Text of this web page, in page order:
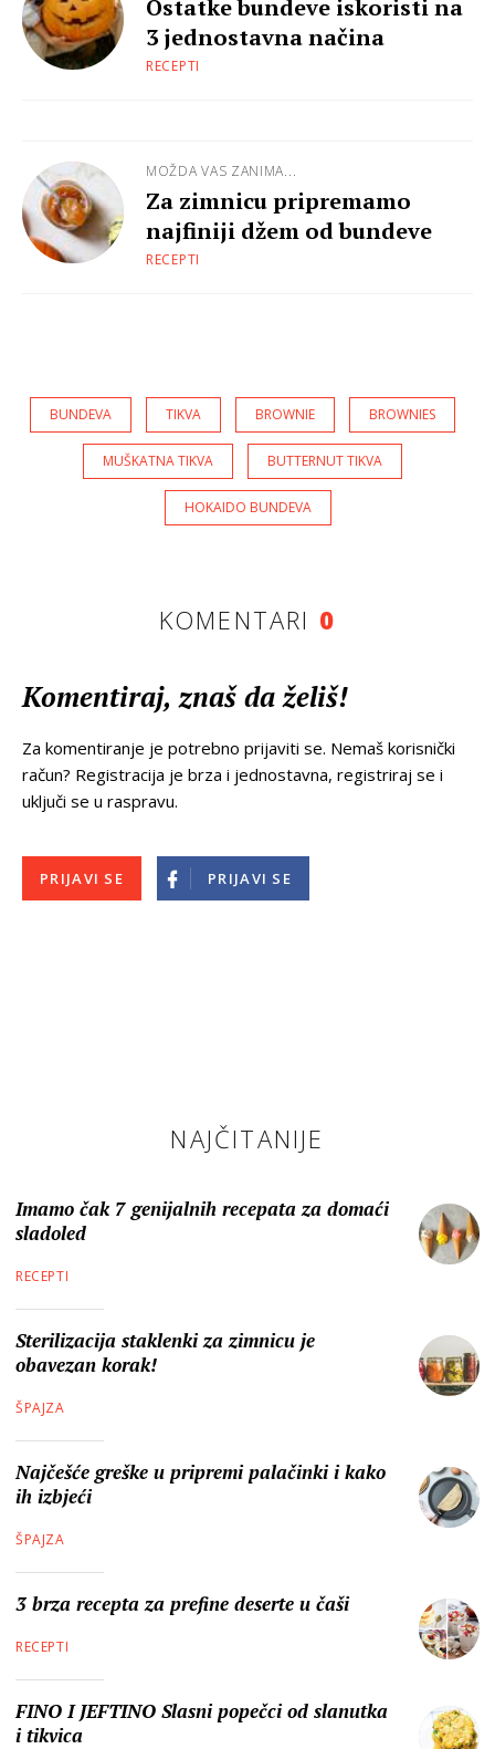
Ostatke bundeve iskoristi na
3 jednostavna načina
RECEPTI
MOŽDA VAS ZANIMA...
Za zimnicu pripremamo
najfiniji džem od bundeve
RECEPTI
BUNDEVA TIKVA BROWNIE BROWNIES
MUŠKATNA TIKVA BUTTERNUT TIKVA
HOKAIDO BUNDEVA
KOMENTARI 0
Komentiraj, znaš da želiš!
Za komentiranje je potrebno prijaviti se. Nemaš korisnički
račun? Registracija je brza i jednostavna, registriraj se i
uključi se u raspravu.
PRIJAVI SE PRIJAVI SE
NAJČITANIJE
Imamo čak 7 genijalnih recepata za domaći
sladoled
RECEPTI
Sterilizacija staklenki za zimnicu je
obavezan korak!
ŠPAJZA
Najčešće greške u pripremi palačinki i kako
ih izbjeći
ŠPAJZA
3 brza recepta za prefine deserte u čaši
RECEPTI
FINO I JEFTINO Slasni popečci od slanutka
i tikvica